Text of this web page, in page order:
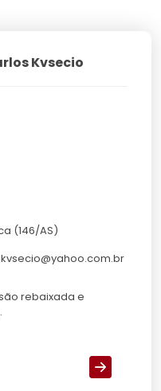
Kvsecio
(146/AS)
rebaixada e